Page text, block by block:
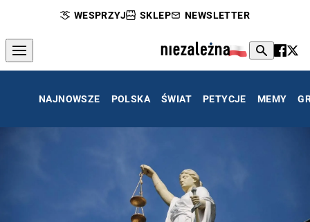
WESPRZYJ SKLEP NEWSLETTER
NAJNOWSZE POLSKA ŚWIAT PETYCJE MEMY